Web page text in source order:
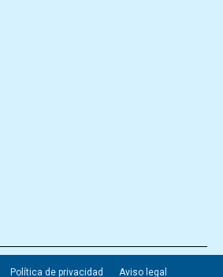
Política de privacidad Aviso legal